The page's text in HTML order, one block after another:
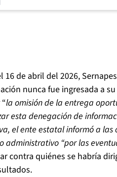
16 de abril del 2026,
nunca fue ingresada a
la omisión de la entrega
esta denegación de
el ente estatal informó a las
administrativo “por las
contra quiénes se habría